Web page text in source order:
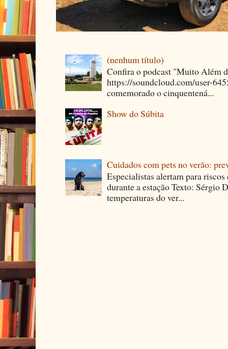
(nenhum título)
Confira o podcast "Muito Além
https://soundcloud.com/user-
comemorado o cinquentená...
Show do Súbita
Cuidados com pets no verão:
Especialistas alertam para
durante a estação Texto: Sérgio
temperaturas do ver...